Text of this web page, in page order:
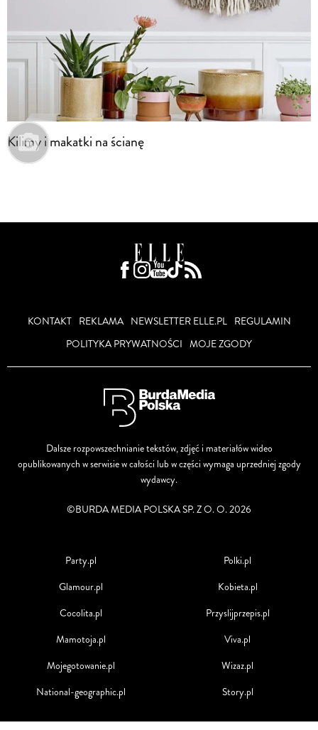
Kilimy i makatki na ścianę
KONTAKT REKLAMA NEWSLETTER ELLE.PL
REGULAMIN
POLITYKA PRYWATNOŚCI MOJE ZGODY
Dalsze rozpowszechnianie tekstów, zdjęć i materiałów wideo
opublikowanych w serwisie w całości lub w części wymaga uprzedniej zgody
wydawcy.
©BURDA MEDIA POLSKA SP. Z O. O. 2026
Party.pl
Glamour.pl
Cocolita.pl
Mamotoja.pl
Mojegotowanie.pl
National-geographic.pl
Polki.pl
Kobieta.pl
Przyslijprzepis.pl
Viva.pl
Wizaz.pl
Story.pl